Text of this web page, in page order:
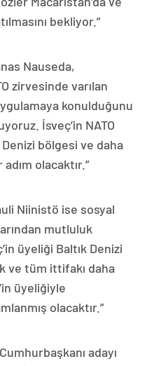
bekliyor.”
Nauseda,
zirvesinde varılan
konulduğunu
İsveç’in NATO
bölgesi ve daha
olacaktır.”
Niinistö ise sosyal
mutluluk
üyeliği Baltık Denizi
ve tüm ittifakı daha
üyeliğiyle
olacaktır.”
adayı